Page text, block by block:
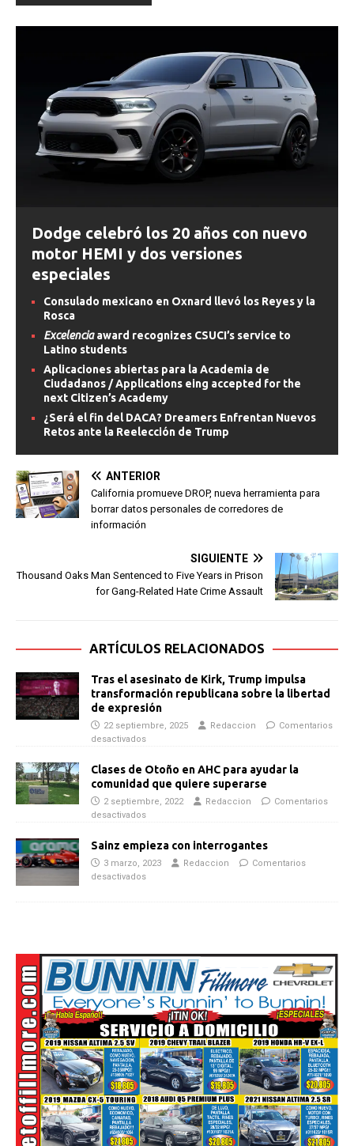
Dodge celebró los 20 años con nuevo
motor HEMI y dos versiones
especiales
Consulado mexicano en Oxnard llevó los Reyes y la
Rosca
Excelenciaaward recognizes CSUCI’s service to
Latino students
Aplicaciones abiertas para la Academia de
Ciudadanos / Applications eing accepted for the
next Citizen’s Academy
¿Será el fin del DACA? Dreamers Enfrentan Nuevos
Retos ante la Reelección de Trump
ANTERIOR
California promueve DROP, nueva herramienta para
borrar datos personales de corredores de
información
SIGUIENTE
Thousand Oaks Man Sentenced to Five Years in Prison
for Gang-Related Hate Crime Assault
ARTÍCULOS RELACIONADOS
Tras el asesinato de Kirk, Trump impulsa
transformación republicana sobre la libertad
de expresión
22 septiembre, 2025 Redaccion
Comentarios
desactivados
Clases de Otoño en AHC para ayudar la
comunidad que quiere superarse
2 septiembre, 2022 Redaccion
Comentarios
desactivados
Sainz empieza con interrogantes
3 marzo, 2023 Redaccion
Comentarios
desactivados